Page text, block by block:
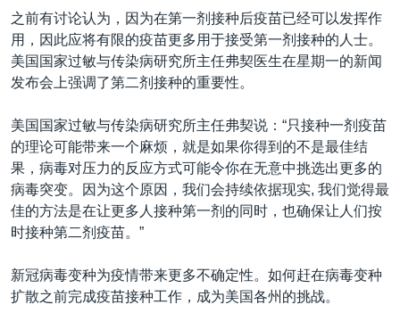
之前有讨论认为，因为在第一剂接种后疫苗已经可以发挥作
用，因此应将有限的疫苗更多用于接受第一剂接种的人士。
美国国家过敏与传染病研究所主任弗契医生在星期一的新闻
发布会上强调了第二剂接种的重要性。
美国国家过敏与传染病研究所主任弗契说：“只接种一剂疫苗
的理论可能带来一个麻烦，就是如果你得到的不是最佳结
果，病毒对压力的反应方式可能令你在无意中挑选出更多的
病毒突变。因为这个原因，我们会持续依据现实, 我们觉得最
佳的方法是在让更多人接种第一剂的同时，也确保让人们按
时接种第二剂疫苗。”
新冠病毒变种为疫情带来更多不确定性。如何赶在病毒变种
扩散之前完成疫苗接种工作，成为美国各州的挑战。